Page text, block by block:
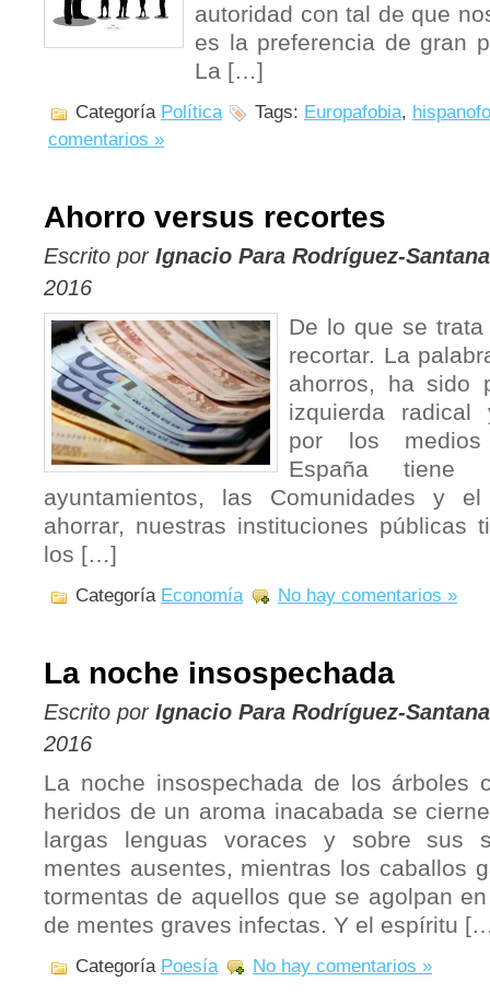
autoridad con tal de que
es la preferencia de gran
La […]
Categoría Política Tags: Europafobia,
comentarios »
Ahorro versus recortes
Escrito por Ignacio Para Rodríguez-Santana
2016
De lo que se
recortar. La
ahorros, ha sido
izquierda radical
por los medios
España tiene
ayuntamientos, las Comunidades y
ahorrar, nuestras instituciones públicas
los […]
Categoría Economía No hay comentarios »
La noche insospechada
Escrito por Ignacio Para Rodríguez-Santana
2016
La noche insospechada de los árboles
heridos de un aroma inacabada se
largas lenguas voraces y sobre sus
mentes ausentes, mientras los caballos
tormentas de aquellos que se agolpan
de mentes graves infectas. Y el espíritu
Categoría Poesía No hay comentarios »